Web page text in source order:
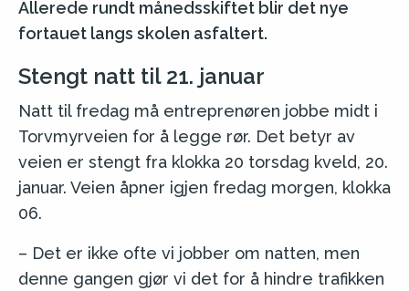
Allerede rundt månedsskiftet blir det nye
fortauet langs skolen asfaltert.
Stengt natt til 21. januar
Natt til fredag må entreprenøren jobbe midt i
Torvmyrveien for å legge rør. Det betyr av
veien er stengt fra klokka 20 torsdag kveld, 20.
januar. Veien åpner igjen fredag morgen, klokka
06.
– Det er ikke ofte vi jobber om natten, men
denne gangen gjør vi det for å hindre trafikken